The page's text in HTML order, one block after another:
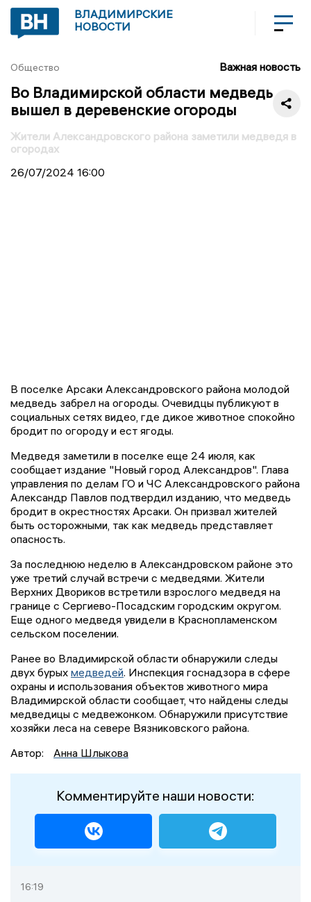
ВЛАДИМИРСКИЕ
НОВОСТИ
Общество Важная новость
Во Владимирской области медведь
вышел в деревенские огороды
Жители Александровского района заметили медведя в
огородах
26/07/2024 16:00
В поселке Арсаки Александровского района молодой
медведь забрел на огороды. Очевидцы публикуют в
социальных сетях видео, где дикое животное спокойно
бродит по огороду и ест ягоды.
Медведя заметили в поселке еще 24 июля, как
сообщает издание "Новый город Александров". Глава
управления по делам ГО и ЧС Александровского района
Александр Павлов подтвердил изданию, что медведь
бродит в окрестностях Арсаки. Он призвал жителей
быть осторожными, так как медведь представляет
опасность.
За последнюю неделю в Александровском районе это
уже третий случай встречи с медведями. Жители
Верхних Двориков встретили взрослого медведя на
границе с Сергиево-Посадским городским округом.
Еще одного медведя увидели в Краснопламенском
сельском поселении.
Ранее во Владимирской области обнаружили следы
двух бурых медведей. Инспекция госнадзора в сфере
охраны и использования объектов животного мира
Владимирской области сообщает, что найдены следы
медведицы с медвежонком. Обнаружили присутствие
хозяйки леса на севере Вязниковского района.
Автор:
Анна Шлыкова
Комментируйте наши новости:
16:19